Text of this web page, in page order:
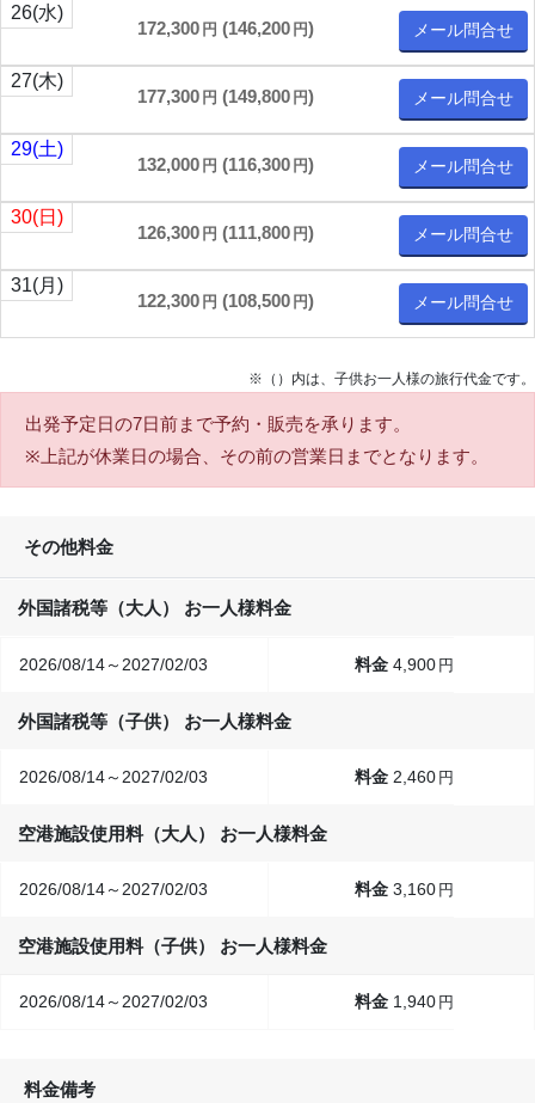
26(水)
172,300 円 (146,200 円) メール問合せ
27(木)
177,300 円 (149,800 円) メール問合せ
29(土)
132,000 円 (116,300 円) メール問合せ
30(日)
126,300 円 (111,800 円) メール問合せ
31(月)
122,300 円 (108,500 円) メール問合せ
※（）内は、子供お一人様の旅行代金です。
出発予定日の7日前まで予約・販売を承ります。
※上記が休業日の場合、その前の営業日までとなります。
その他料金
外国諸税等（大人） お一人様料金
2026/08/14～2027/02/03 4,900 円
外国諸税等（子供） お一人様料金
2026/08/14～2027/02/03 2,460 円
空港施設使用料（大人） お一人様料金
2026/08/14～2027/02/03 3,160 円
空港施設使用料（子供） お一人様料金
2026/08/14～2027/02/03 1,940 円
料金備考